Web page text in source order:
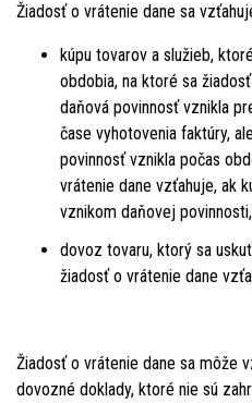
Žiadosť o vrátenie dane sa
kúpu tovarov a služieb,
obdobia, na ktoré sa
daňová povinnosť vznikla
čase vyhotovenia faktúry,
povinnosť vznikla počas
vrátenie dane vzťahuje, ak
vznikom daňovej povinnosti,
dovoz tovaru, ktorý sa
žiadosť o vrátenie dane
Žiadosť o vrátenie dane sa môže
dovozné doklady, ktoré nie sú